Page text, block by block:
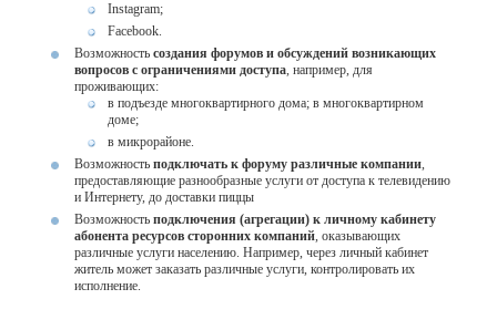
Instagram;
Facebook.
Возможность создания форумов и обсуждений возникающих
вопросов с ограничениями доступа, например, для
проживающих:
в подъезде многоквартирного дома; в многоквартирном
доме;
в микрорайоне.
Возможность подключать к форуму различные компании,
предоставляющие разнообразные услуги от доступа к телевидению
и Интернету, до доставки пиццы
Возможность подключения (агрегации) к личному кабинету
абонента ресурсов сторонних компаний, оказывающих
различные услуги населению. Например, через личный кабинет
житель может заказать различные услуги, контролировать их
исполнение.